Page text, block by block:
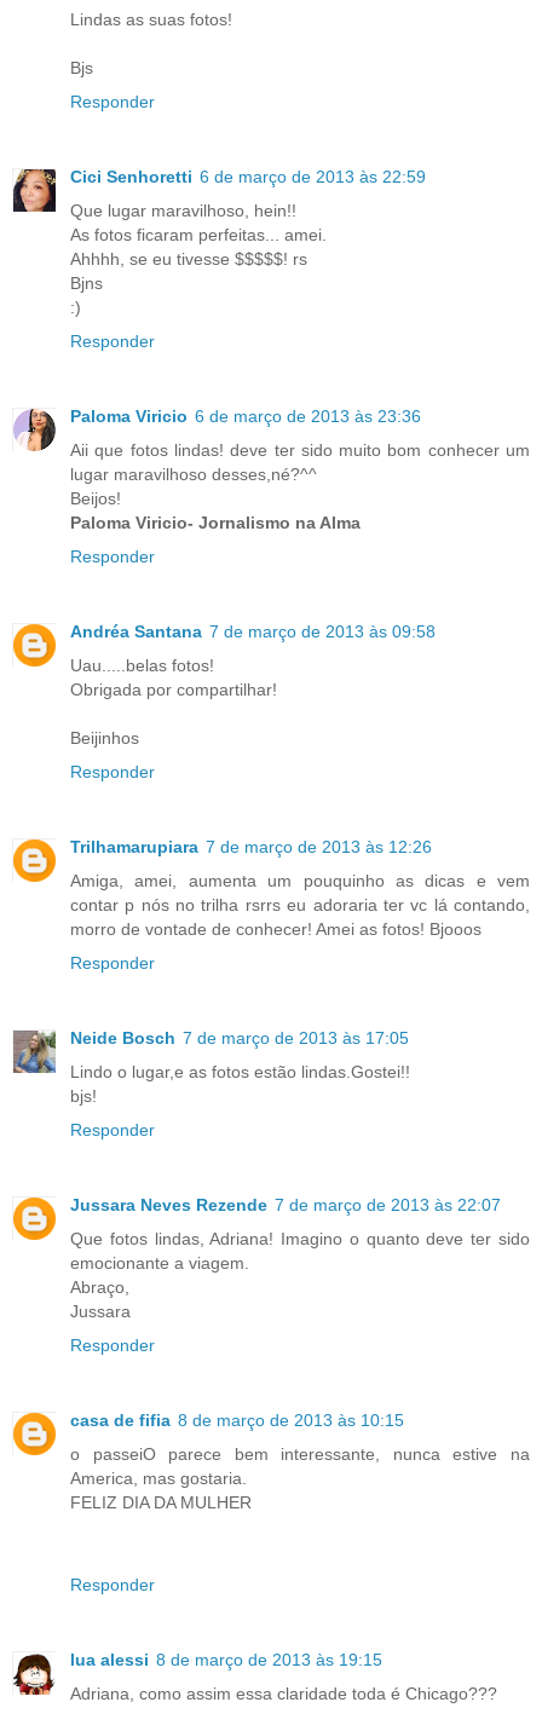
Lindas as suas fotos!
Bjs
Responder
Cici Senhoretti 6 de março de 2013 às 22:59
Que lugar maravilhoso, hein!!
As fotos ficaram perfeitas... amei.
Ahhhh, se eu tivesse $$$$$! rs
Bjns
:)
Responder
Paloma Viricio 6 de março de 2013 às 23:36
Aii que fotos lindas! deve ter sido muito bom conhecer um
lugar maravilhoso desses,né?^^
Beijos!
Paloma Viricio- Jornalismo na Alma
Responder
Andréa Santana 7 de março de 2013 às 09:58
Uau.....belas fotos!
Obrigada por compartilhar!
Beijinhos
Responder
Trilhamarupiara 7 de março de 2013 às 12:26
Amiga, amei, aumenta um pouquinho as dicas e vem
contar p nós no trilha rsrrs eu adoraria ter vc lá contando,
morro de vontade de conhecer! Amei as fotos! Bjooos
Responder
Neide Bosch 7 de março de 2013 às 17:05
Lindo o lugar,e as fotos estão lindas.Gostei!!
bjs!
Responder
Jussara Neves Rezende 7 de março de 2013 às 22:07
Que fotos lindas, Adriana! Imagino o quanto deve ter sido
emocionante a viagem.
Abraço,
Jussara
Responder
casa de fifia 8 de março de 2013 às 10:15
o passeiO parece bem interessante, nunca estive na
America, mas gostaria.
FELIZ DIA DA MULHER
Responder
lua alessi 8 de março de 2013 às 19:15
Adriana, como assim essa claridade toda é Chicago???